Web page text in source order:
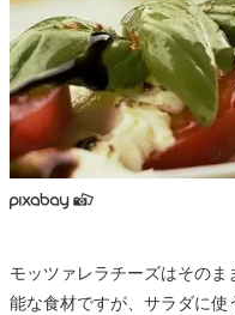
モッツァレラチーズはその
能な食材ですが、サラダに使